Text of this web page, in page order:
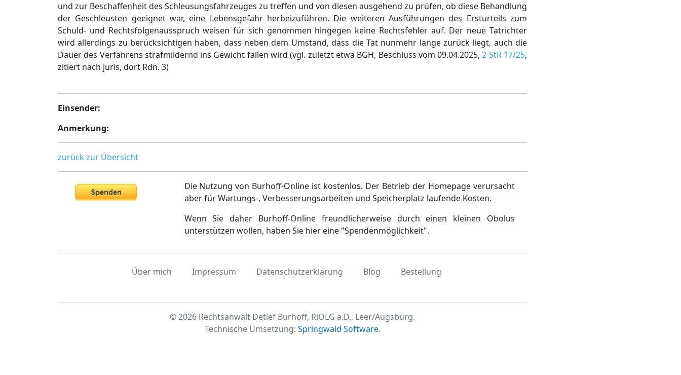
und zur Beschaffenheit des Schleusungsfahrzeuges zu treffen und von diesen ausgehend zu prüfen, ob diese Behandlung
der Geschleusten geeignet war, eine Lebensgefahr herbeizuführen. Die weiteren Ausführungen des Ersturteils zum
Schuld- und Rechtsfolgenausspruch weisen für sich genommen hingegen keine Rechtsfehler auf. Der neue Tatrichter
wird allerdings zu berücksichtigen haben, dass neben dem Umstand, dass die Tat nunmehr lange zurück liegt, auch die
Dauer des Verfahrens strafmildernd ins Gewicht fallen wird (vgl. zuletzt etwa BGH, Beschluss vom 09.04.2025,2 StR 17/25,
zitiert nach juris, dort Rdn. 3)
Einsender:
Anmerkung:
zurück zur Übersicht
Die Nutzung von Burhoff-Online ist kostenlos. Der Betrieb der Homepage verursacht
aber für Wartungs-, Verbesserungsarbeiten und Speicherplatz laufende Kosten.
Wenn Sie daher Burhoff-Online freundlicherweise durch einen kleinen Obolus
unterstützen wollen, haben Sie hier eine "Spendenmöglichkeit".
Über mich Impressum Datenschutzerklärung Blog Bestellung
© 2026 Rechtsanwalt Detlef Burhoff, RiOLG a.D., Leer/Augsburg.
Technische Umsetzung: Springwald Software.